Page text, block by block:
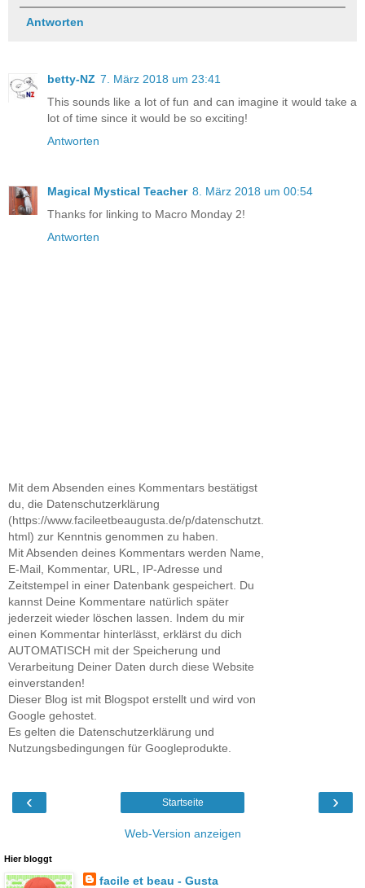
Antworten
betty-NZ 7. März 2018 um 23:41
This sounds like a lot of fun and can imagine it would take a
lot of time since it would be so exciting!
Antworten
Magical Mystical Teacher 8. März 2018 um 00:54
Thanks for linking to Macro Monday 2!
Antworten
Mit dem Absenden eines Kommentars bestätigst
du, die Datenschutzerklärung
(https://www.facileetbeaugusta.de/p/datenschutzt.
html) zur Kenntnis genommen zu haben.
Mit Absenden deines Kommentars werden Name,
E-Mail, Kommentar, URL, IP-Adresse und
Zeitstempel in einer Datenbank gespeichert. Du
kannst Deine Kommentare natürlich später
jederzeit wieder löschen lassen. Indem du mir
einen Kommentar hinterlässt, erklärst du dich
AUTOMATISCH mit der Speicherung und
Verarbeitung Deiner Daten durch diese Website
einverstanden!
Dieser Blog ist mit Blogspot erstellt und wird von
Google gehostet.
Es gelten die Datenschutzerklärung und
Nutzungsbedingungen für Googleprodukte.
‹ ›
Startseite
Web-Version anzeigen
Hier bloggt
facile et beau - Gusta